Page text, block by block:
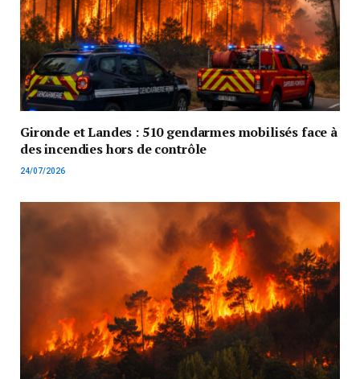
Gironde et Landes : 510 gendarmes mobilisés face à
des incendies hors de contrôle
24/07/2026